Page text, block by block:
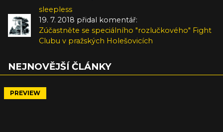
sleepless
19. 7. 2018 přidal komentář:
Zúčastněte se speciálního "rozlučkového" Fight
Clubu v pražských Holešovicích
NEJNOVĚJŠÍ ČLÁNKY
PREVIEW